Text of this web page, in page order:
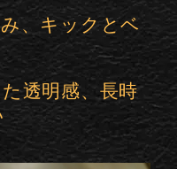
、キックとベ
透明感、長時